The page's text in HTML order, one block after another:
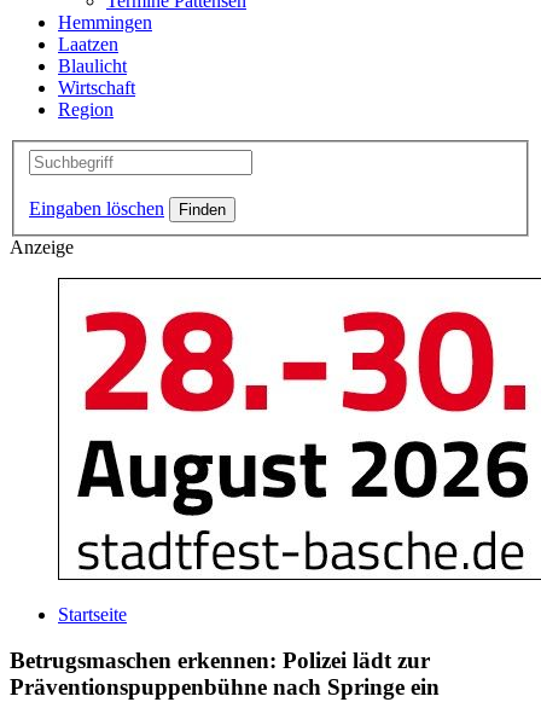
Hemmingen
Laatzen
Blaulicht
Wirtschaft
Region
Eingaben löschen
Anzeige
Startseite
Betrugsmaschen erkennen: Polizei lädt zur
Präventionspuppenbühne nach Springe ein